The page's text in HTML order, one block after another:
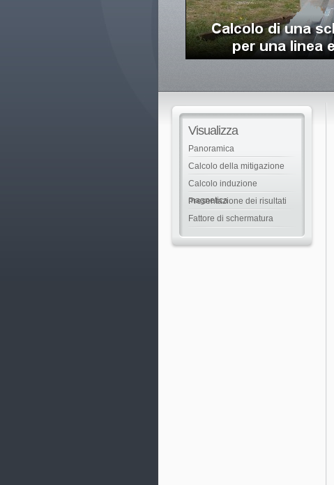
Visualizza
Panoramica
Calcolo della mitigazione
Calcolo induzione
magnetica
Presentazione dei risultati
Fattore di schermatura